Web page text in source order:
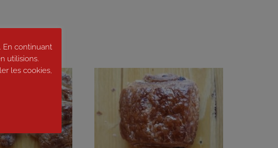
En continuant
utilisions.
les cookies,